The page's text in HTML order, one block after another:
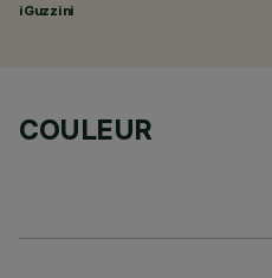
iGuzzini
COULEUR